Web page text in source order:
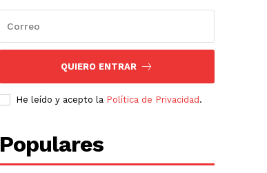
QUIERO ENTRAR
He leído y acepto la Política de Privacidad .
Populares